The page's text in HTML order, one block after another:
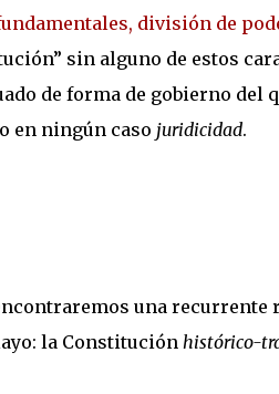
división de
sin alguno de estos
de forma de gobierno del
en ningún caso juridicidad.
una recurrente
la Constitución histórico-